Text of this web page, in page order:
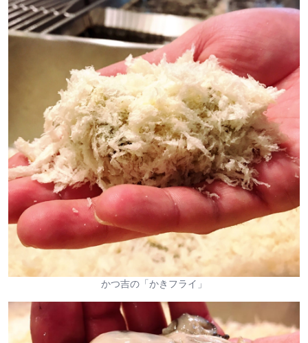
かつ吉の「かきフライ」